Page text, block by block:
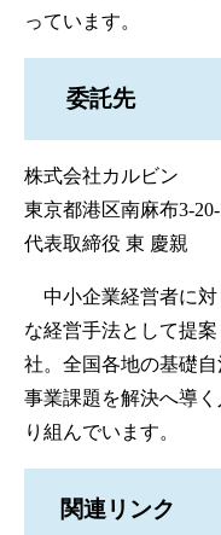
っています。
委託先
株式会社カルビン
東京都港区南麻布3-
代表取締役 東 慶親
中小企業経営者に対
な経営手法として提
社。全国各地の基礎
事業課題を解決へ導
り組んでいます。
関連リンク